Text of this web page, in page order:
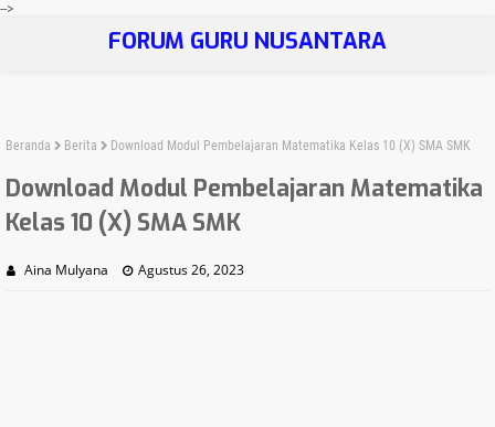
-->
FORUM GURU NUSANTARA
Beranda Berita Download Modul Pembelajaran Matematika Kelas 10 (X) SMA SMK
Download Modul Pembelajaran Matematika
Kelas 10 (X) SMA SMK
Aina Mulyana Agustus 26, 2023